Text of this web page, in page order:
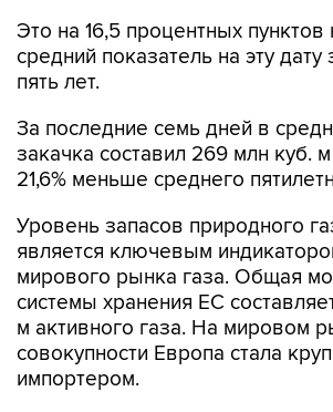
Это на 16,5 процентных
средний показатель на эту дату
пять лет.
За последние семь дней в
закачка составил 269 млн куб. м
21,6% меньше среднего
Уровень запасов природного
является ключевым
мирового рынка газа. Общая
системы хранения ЕС
м активного газа. На мировом
совокупности Европа стала
импортером.